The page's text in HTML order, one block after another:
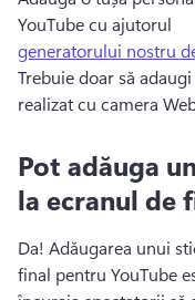
YouTube cu ajutorul
generatorului nostru
Trebuie doar să
realizat cu camera
Pot adăuga
la ecranul de
Da! Adăugarea unui
final pentru YouTube